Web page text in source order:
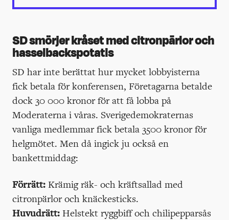
SD smörjer kråset med citronpärlor och
hasselbackspotatis
SD har inte berättat hur mycket lobbyisterna
fick betala för konferensen, Företagarna betalde
dock 30 000 kronor för att få lobba på
Moderaterna i våras. Sverigedemokraternas
vanliga medlemmar fick betala 3500 kronor för
helgmötet. Men då ingick ju också en
bankettmiddag:
Förrätt: Krämig räk- och kräftsallad med
citronpärlor och knäckesticks.
Huvudrätt: Helstekt ryggbiff och chilipepparsås